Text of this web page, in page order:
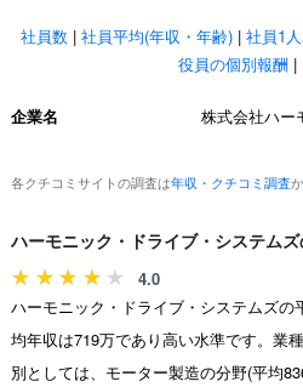
社員数 | 社員平均(年収・年齢) | 社員1
役員の個別報酬 |
企業名 株式会社ハー
各クチコミサイトの調査は年収・クチコミ調査
ハーモニック・ドライブ・システム
4.0
ハーモニック・ドライブ・システムズの
均年収は719万であり高い水準です。業種
別としては、モーター製造の分野(平均